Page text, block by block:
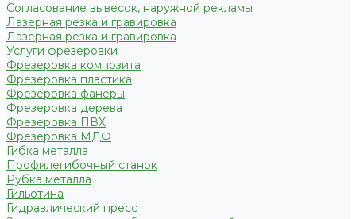
Согласование вывесок, наружной рекламы
Лазерная резка и гравировка
Лазерная резка и гравировка
Услуги фрезеровки
Фрезеровка композита
Фрезеровка пластика
Фрезеровка фанеры
Фрезеровка дерева
Фрезеровка ПВХ
Фрезеровка МДФ
Гибка металла
Профилегибочный станок
Рубка металла
Гильотина
Гидравлический пресс